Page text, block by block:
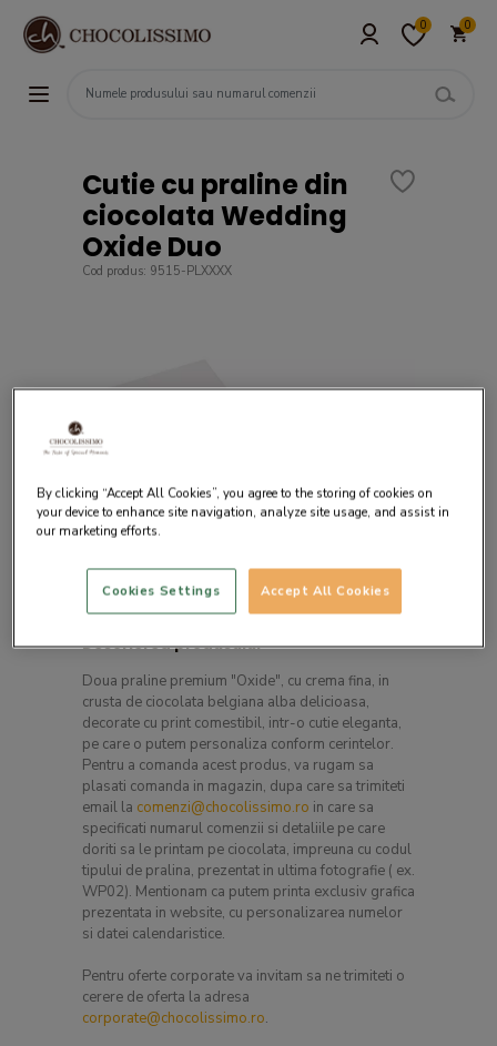
0 0
Cutie cu praline din
ciocolata Wedding
Oxide Duo
Cod produs: 9515-PLXXXX
Descrierea produsului
Doua praline premium "Oxide", cu crema fina, in
crusta de ciocolata belgiana alba delicioasa,
decorate cu print comestibil, intr-o cutie eleganta,
pe care o putem personaliza conform cerintelor.
Pentru a comanda acest produs, va rugam sa
plasati comanda in magazin, dupa care sa trimiteti
email la comenzi@chocolissimo.ro in care sa
specificati numarul comenzii si detaliile pe care
doriti sa le printam pe ciocolata, impreuna cu codul
tipului de pralina, prezentat in ultima fotografie ( ex.
WP02). Mentionam ca putem printa exclusiv grafica
prezentata in website, cu personalizarea numelor
si datei calendaristice.
Pentru oferte corporate va invitam sa ne trimiteti o
cerere de oferta la adresa
corporate@chocolissimo.ro.
By clicking “Accept All Cookies”, you agree to the storing of cookies on
your device to enhance site navigation, analyze site usage, and assist in
our marketing efforts.
Accept All Cookies
Cookies Settings